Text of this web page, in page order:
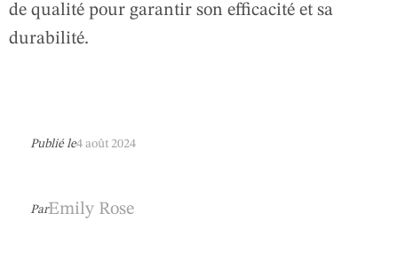
de qualité pour garantir son efficacité et sa
durabilité.
Publié le4 août 2024
ParEmily Rose